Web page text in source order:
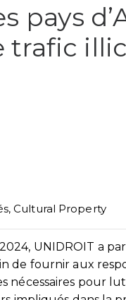
pays
trafic
,Cultural Property
UNIDROIT a
de fournir aux
nécessaires pour